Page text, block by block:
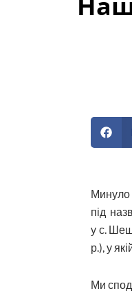
Минуло
під
у с.
р.), у
Ми